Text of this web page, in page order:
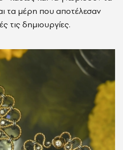
τα μέρη που αποτέλεσαν
τις δημιουργίες.